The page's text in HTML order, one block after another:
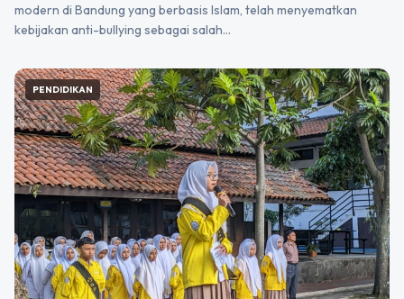
modern di Bandung yang berbasis Islam, telah menyematkan
kebijakan anti-bullying sebagai salah…
PENDIDIKAN